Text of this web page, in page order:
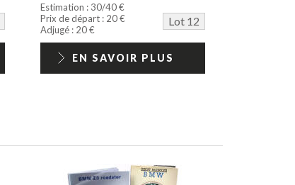
Estimation : 30/40 €
Prix de départ : 20 €
Lot 12
Adjugé : 20 €
EN SAVOIR PLUS